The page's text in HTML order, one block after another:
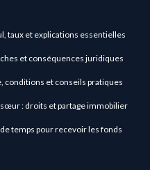
taux et explications essentielles
et conséquences juridiques
conditions et conseils pratiques
: droits et partage immobilier
temps pour recevoir les fonds